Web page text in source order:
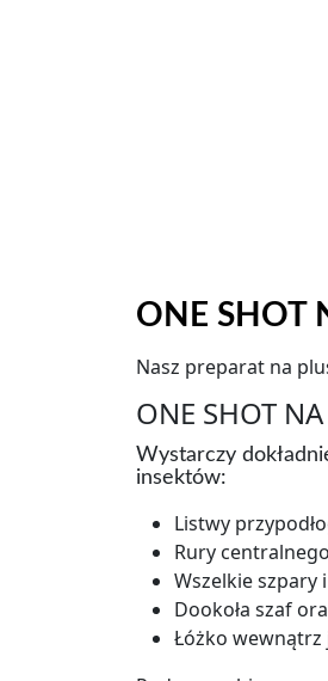
ONE SHOT
Nasz preparat na
ONE SHOT
Wystarczy
insektów:
Listwy
Rury
Wszelkie szpary
Dookoła szaf
Łóżko